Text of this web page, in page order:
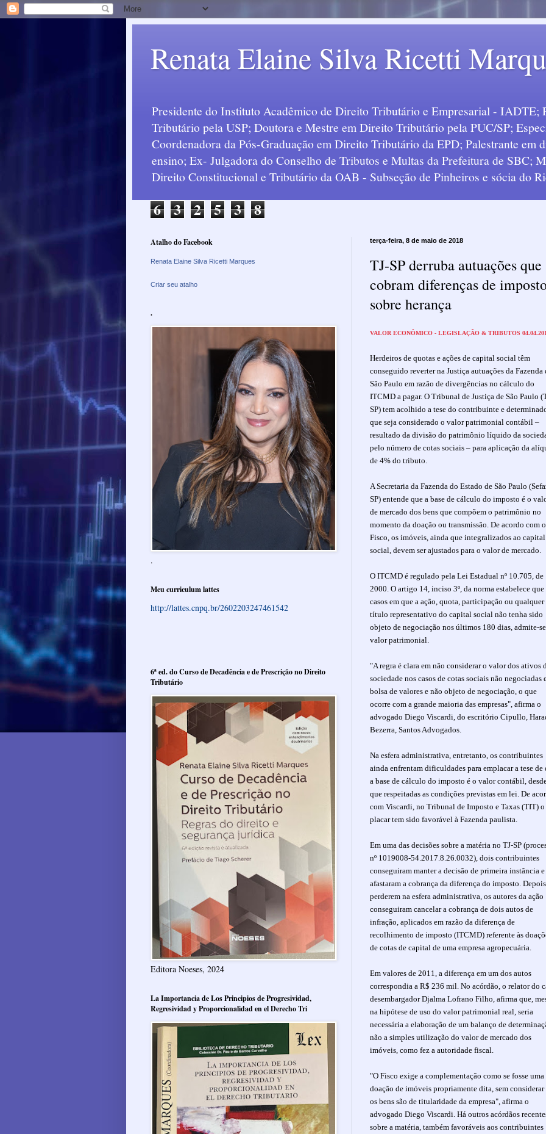
Renata Elaine Silva Ricetti
Presidente do Instituto Acadêmico de Direito Tributário e Empresarial - IADTE;
Tributário pela USP; Doutora e Mestre em Direito Tributário pela PUC/SP;
Coordenadora da Pós-Graduação em Direito Tributário da EPD; Palestrante em
ensino; Ex- Julgadora do Conselho de Tributos e Multas da Prefeitura de SBC;
Direito Constitucional e Tributário da OAB - Subseção de Pinheiros e sócia do
6 3 2 5 3 8
terça-feira, 8 de maio de 2018
TJ-SP derruba autuações que
cobram diferenças de
sobre herança
VALOR ECONÔMICO - LEGISLAÇÃO & TRIBUTOS
Herdeiros de quotas e ações de capital social têm
conseguido reverter na Justiça autuações da Fazenda
São Paulo em razão de divergências no cálculo do
ITCMD a pagar. O Tribunal de Justiça de São Paulo
SP) tem acolhido a tese do contribuinte e
que seja considerado o valor patrimonial contábil –
resultado da divisão do patrimônio líquido da
pelo número de cotas sociais – para aplicação da
de 4% do tributo.
A Secretaria da Fazenda do Estado de São Paulo
SP) entende que a base de cálculo do imposto é o
de mercado dos bens que compõem o patrimônio no
momento da doação ou transmissão. De acordo com o
Fisco, os imóveis, ainda que integralizados ao capital
social, devem ser ajustados para o valor de mercado.
O ITCMD é regulado pela Lei Estadual nº 10.705, de
2000. O artigo 14, inciso 3º, da norma estabelece que
casos em que a ação, quota, participação ou qualquer
título representativo do capital social não tenha sido
objeto de negociação nos últimos 180 dias, admite-
valor patrimonial.
"A regra é clara em não considerar o valor dos ativos
sociedade nos casos de cotas sociais não negociadas
bolsa de valores e não objeto de negociação, o que
ocorre com a grande maioria das empresas", afirma o
advogado Diego Viscardi, do escritório Cipullo,
Bezerra, Santos Advogados.
Na esfera administrativa, entretanto, os contribuintes
ainda enfrentam dificuldades para emplacar a tese de
a base de cálculo do imposto é o valor contábil,
que respeitadas as condições previstas em lei. De
com Viscardi, no Tribunal de Imposto e Taxas (TIT) o
placar tem sido favorável à Fazenda paulista.
Em uma das decisões sobre a matéria no TJ-SP
nº 1019008-54.2017.8.26.0032), dois contribuintes
conseguiram manter a decisão de primeira instância e
afastaram a cobrança da diferença do imposto.
perderem na esfera administrativa, os autores da ação
conseguiram cancelar a cobrança de dois autos de
infração, aplicados em razão da diferença de
recolhimento de imposto (ITCMD) referente às
de cotas de capital de uma empresa agropecuária.
Em valores de 2011, a diferença em um dos autos
correspondia a R$ 236 mil. No acórdão, o relator do
desembargador Djalma Lofrano Filho, afirma que,
na hipótese de uso do valor patrimonial real, seria
necessária a elaboração de um balanço de
não a simples utilização do valor de mercado dos
imóveis, como fez a autoridade fiscal.
"O Fisco exige a complementação como se fosse uma
doação de imóveis propriamente dita, sem considerar
os bens são de titularidade da empresa", afirma o
advogado Diego Viscardi. Há outros acórdãos
sobre a matéria, também favoráveis aos contribuintes
Atalho do Facebook
Renata Elaine Silva Ricetti Marques
Criar seu atalho
.
.
Meu curriculum lattes
http://lattes.cnpq.br/2602203247461542
6ª ed. do Curso de Decadência e de Prescrição no Direito
Tributário
Editora Noeses, 2024
La Importancia de Los Principios de Progresividad,
Regresividad y Proporcionalidad en el Derecho Tri